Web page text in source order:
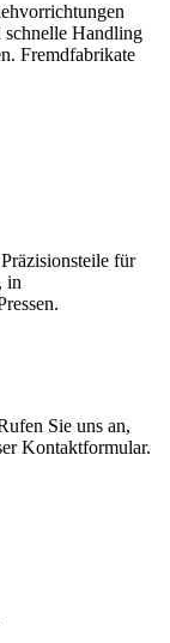
schnelle Handling
Fremdfabrikate
für
in
Sie uns an,
Kontaktformular.